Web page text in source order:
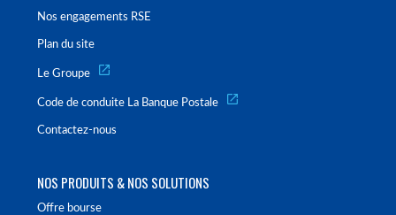
Nos engagements RSE
Plan du site
Le Groupe
Code de conduite La Banque Postale
Contactez-nous
NOS PRODUITS & NOS SOLUTIONS
Offre bourse